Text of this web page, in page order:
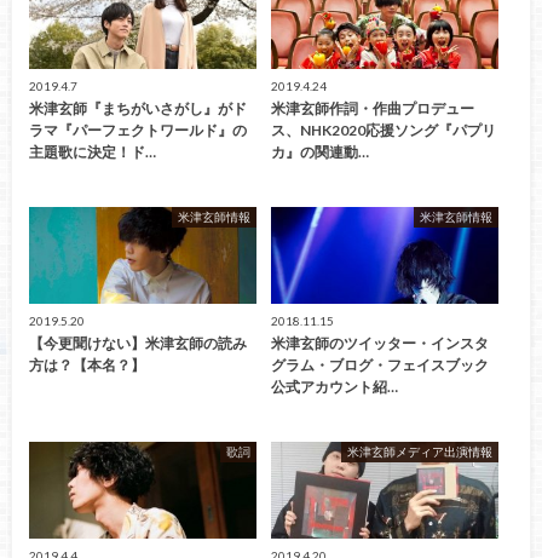
2019.4.7
米津玄師『まちがいさがし』がド
ラマ『パーフェクトワールド』の
主題歌に決定！ド…
2019.4.24
米津玄師作詞・作曲プロデュー
ス、NHK2020応援ソング『パプリ
カ』の関連動…
米津玄師情報
2019.5.20
【今更聞けない】米津玄師の読み
方は？【本名？】
米津玄師情報
2018.11.15
米津玄師のツイッター・インスタ
グラム・ブログ・フェイスブック
公式アカウント紹…
歌詞 米津玄師メディア出演情報